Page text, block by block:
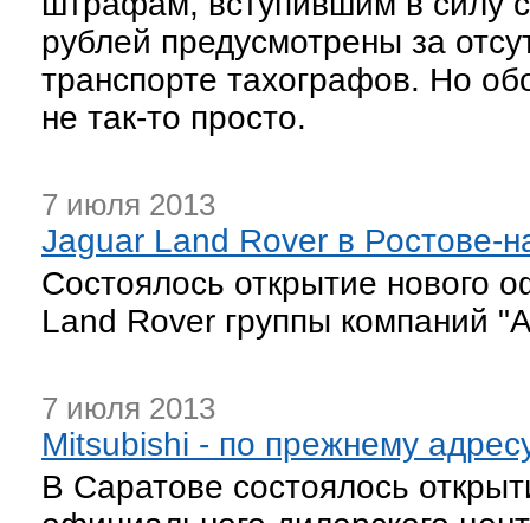
рублей предусмотрены за
транспорте тахографов. Но
не так-то просто.
7 июля 2013
Jaguar Land Rover в Ростове-
Состоялось открытие нового
Land Rover группы компаний
7 июля 2013
Mitsubishi - по прежнему
В Саратове состоялось